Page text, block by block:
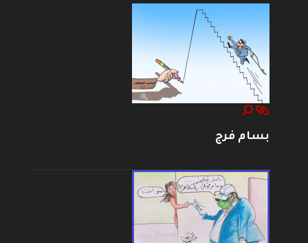
بسام فرج